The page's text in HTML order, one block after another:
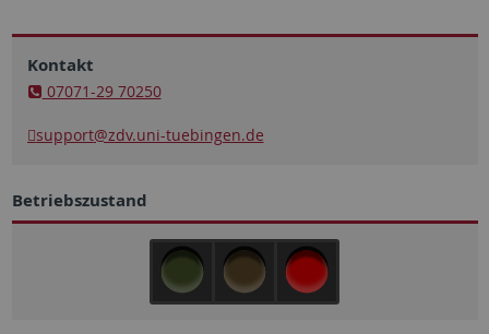
Kontakt
07071-29 70250
support@zdv.uni-tuebingen.de
Betriebszustand